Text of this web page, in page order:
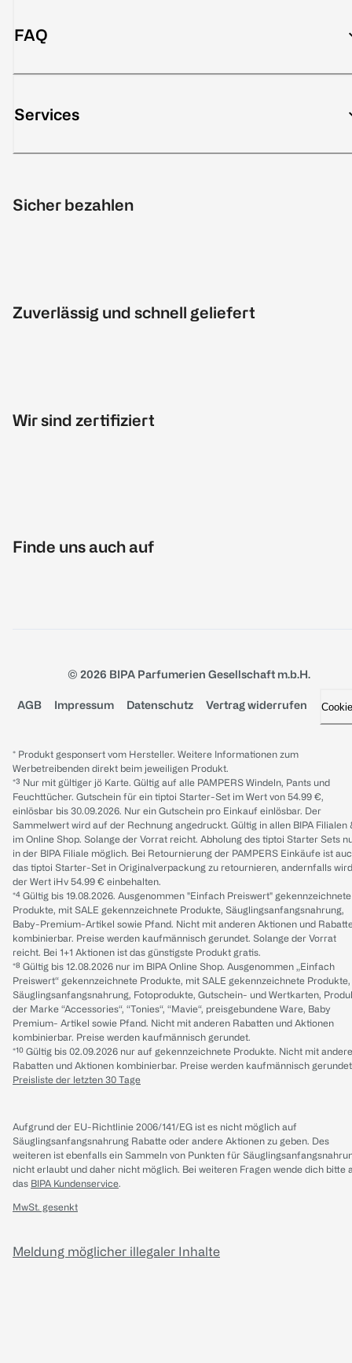
FAQ
Services
Sicher bezahlen
Zuverlässig und schnell geliefert
Wir sind zertifiziert
Finde uns auch auf
© 2026 BIPA Parfumerien Gesellschaft m.b.H.
AGB Impressum Datenschutz Vertrag widerrufen
* Produkt gesponsert vom Hersteller. Weitere Informationen zum
Werbetreibenden direkt beim jeweiligen Produkt.
*³ Nur mit gültiger jö Karte. Gültig auf alle PAMPERS Windeln, Pants und
Feuchttücher. Gutschein für ein tiptoi Starter-Set im Wert von 54.99 €,
einlösbar bis 30.09.2026. Nur ein Gutschein pro Einkauf einlösbar. Der
Sammelwert wird auf der Rechnung angedruckt. Gültig in allen BIPA Filialen
im Online Shop. Solange der Vorrat reicht. Abholung des tiptoi Starter Sets
in der BIPA Filiale möglich. Bei Retournierung der PAMPERS Einkäufe ist
das tiptoi Starter-Set in Originalverpackung zu retournieren, andernfalls wird
der Wert iHv 54.99 € einbehalten.
*⁴ Gültig bis 19.08.2026. Ausgenommen "Einfach Preiswert" gekennzeichnete
Produkte, mit SALE gekennzeichnete Produkte, Säuglingsanfangsnahrung,
Baby-Premium-Artikel sowie Pfand. Nicht mit anderen Aktionen und
kombinierbar. Preise werden kaufmännisch gerundet. Solange der Vorrat
reicht. Bei 1+1 Aktionen ist das günstigste Produkt gratis.
*⁸ Gültig bis 12.08.2026 nur im BIPA Online Shop. Ausgenommen „Einfach
Preiswert“ gekennzeichnete Produkte, mit SALE gekennzeichnete Produkte,
Säuglingsanfangsnahrung, Fotoprodukte, Gutschein- und Wertkarten,
der Marke “Accessories“, “Tonies“, “Mavie“, preisgebundene Ware, Baby
Premium- Artikel sowie Pfand. Nicht mit anderen Rabatten und Aktionen
kombinierbar. Preise werden kaufmännisch gerundet.
*¹⁰ Gültig bis 02.09.2026 nur auf gekennzeichnete Produkte. Nicht mit
Rabatten und Aktionen kombinierbar. Preise werden kaufmännisch
Preisliste der letzten 30 Tage
Aufgrund der EU-Richtlinie 2006/141/EG ist es nicht möglich auf
Säuglingsanfangsnahrung Rabatte oder andere Aktionen zu geben. Des
weiteren ist ebenfalls ein Sammeln von Punkten für
nicht erlaubt und daher nicht möglich. Bei weiteren Fragen wende dich bitte
das BIPA Kundenservice.
MwSt. gesenkt
Meldung möglicher illegaler Inhalte